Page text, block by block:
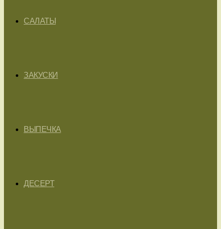
САЛАТЫ
ЗАКУСКИ
ВЫПЕЧКА
ДЕСЕРТ